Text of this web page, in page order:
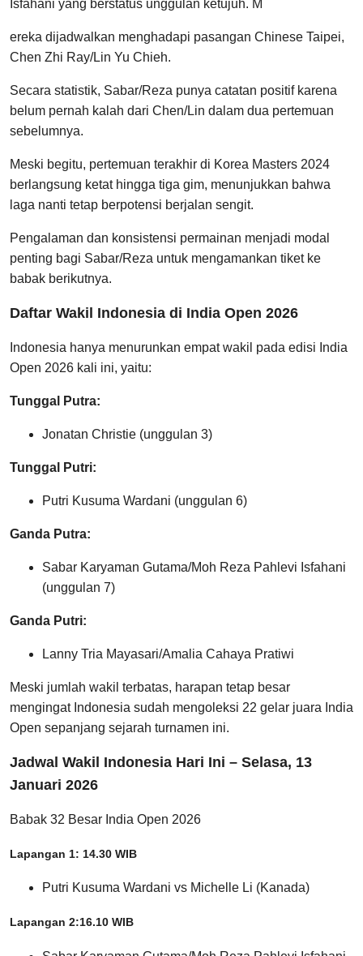
Isfahani yang berstatus unggulan ketujuh. M
ereka dijadwalkan menghadapi pasangan Chinese Taipei,
Chen Zhi Ray/Lin Yu Chieh.
Secara statistik, Sabar/Reza punya catatan positif karena
belum pernah kalah dari Chen/Lin dalam dua pertemuan
sebelumnya.
Meski begitu, pertemuan terakhir di Korea Masters 2024
berlangsung ketat hingga tiga gim, menunjukkan bahwa
laga nanti tetap berpotensi berjalan sengit.
Pengalaman dan konsistensi permainan menjadi modal
penting bagi Sabar/Reza untuk mengamankan tiket ke
babak berikutnya.
Daftar Wakil Indonesia di India Open 2026
Indonesia hanya menurunkan empat wakil pada edisi India
Open 2026 kali ini, yaitu:
Tunggal Putra:
Jonatan Christie (unggulan 3)
Tunggal Putri:
Putri Kusuma Wardani (unggulan 6)
Ganda Putra:
Sabar Karyaman Gutama/Moh Reza Pahlevi Isfahani
(unggulan 7)
Ganda Putri:
Lanny Tria Mayasari/Amalia Cahaya Pratiwi
Meski jumlah wakil terbatas, harapan tetap besar
mengingat Indonesia sudah mengoleksi 22 gelar juara India
Open sepanjang sejarah turnamen ini.
Jadwal Wakil Indonesia Hari Ini – Selasa, 13
Januari 2026
Babak 32 Besar India Open 2026
Lapangan 1: 14.30 WIB
Putri Kusuma Wardani vs Michelle Li (Kanada)
Lapangan 2:16.10 WIB